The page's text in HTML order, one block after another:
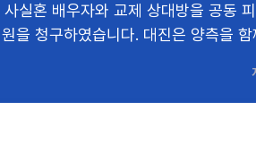
실혼 배우자와 교제 상대방을 공동
청구하였습니다. 대진은 양측을 함
하여, 위자료는 청구액의 75% 감액